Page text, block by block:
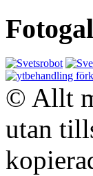
© Allt
utan